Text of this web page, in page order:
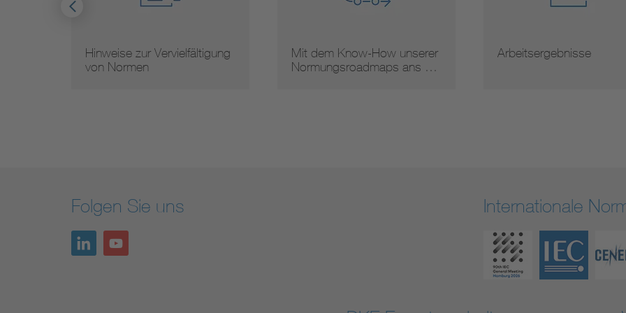
Hinweise zur Vervielfältigung
von Normen
Mit dem Know-How unserer
Normungsroadmaps ans …
Arbeitsergebnisse
Folgen Sie uns Internationale